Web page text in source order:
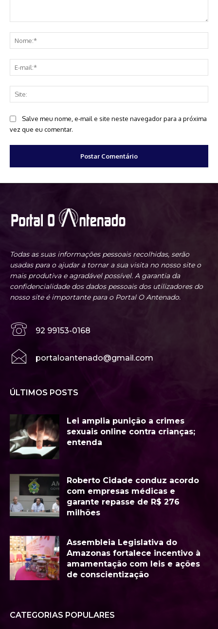
Salve meu nome, e-mail e site neste navegador para a próxima
vez que eu comentar.
Todas as suas informações pessoais recolhidas, serão
usadas para o ajudar a tornar a sua visita no nosso site o
mais produtiva e agradável possível. A garantia da
confidencialidade dos dados pessoais dos utilizadores do
nosso site é importante para o Portal O Antenado.
92 99153-0168
portaloantenado@gmail.com
ÚLTIMOS POSTS
Lei amplia punição a crimes
sexuais online contra crianças;
entenda
Roberto Cidade conduz acordo
com empresas médicas e
garante repasse de R$ 276
milhões
Assembleia Legislativa do
Amazonas fortalece incentivo à
amamentação com leis e ações
de conscientização
CATEGORIAS POPULARES